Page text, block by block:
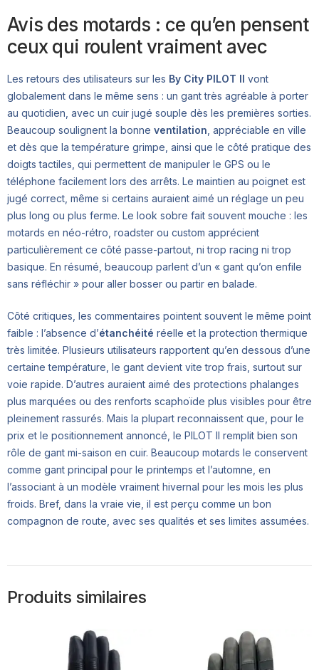
Avis des motards : ce qu’en pensent
ceux qui roulent vraiment avec
Les retours des utilisateurs sur les By City PILOT II vont
globalement dans le même sens : un gant très agréable à porter
au quotidien, avec un cuir jugé souple dès les premières sorties.
Beaucoup soulignent la bonne ventilation , appréciable en ville
et dès que la température grimpe, ainsi que le côté pratique des
doigts tactiles, qui permettent de manipuler le GPS ou le
téléphone facilement lors des arrêts. Le maintien au poignet est
jugé correct, même si certains auraient aimé un réglage un peu
plus long ou plus ferme. Le look sobre fait souvent mouche : les
motards en néo-rétro, roadster ou custom apprécient
particulièrement ce côté passe-partout, ni trop racing ni trop
basique. En résumé, beaucoup parlent d’un « gant qu’on enfile
sans réfléchir » pour aller bosser ou partir en balade.
Côté critiques, les commentaires pointent souvent le même point
faible : l’absence d’étanchéité réelle et la protection thermique
très limitée. Plusieurs utilisateurs rapportent qu’en dessous d’une
certaine température, le gant devient vite trop frais, surtout sur
voie rapide. D’autres auraient aimé des protections phalanges
plus marquées ou des renforts scaphoïde plus visibles pour être
pleinement rassurés. Mais la plupart reconnaissent que, pour le
prix et le positionnement annoncé, le PILOT II remplit bien son
rôle de gant mi-saison en cuir. Beaucoup motards le conservent
comme gant principal pour le printemps et l’automne, en
l’associant à un modèle vraiment hivernal pour les mois les plus
froids. Bref, dans la vraie vie, il est perçu comme un bon
compagnon de route, avec ses qualités et ses limites assumées.
Produits similaires